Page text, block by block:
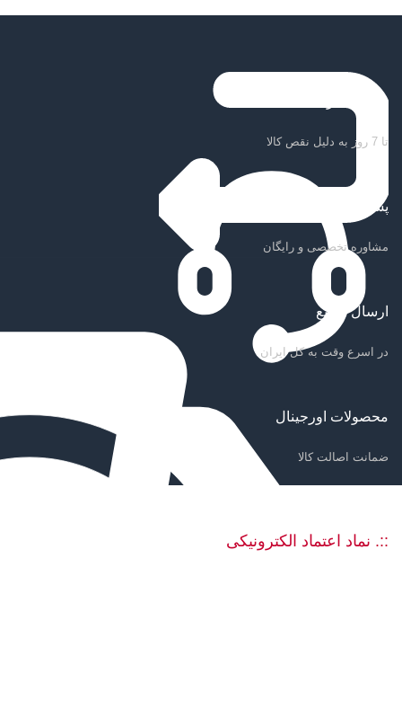
ضمانت بازگشت کالا
تا 7 روز به دلیل نقص کالا
پشتیبانی سریع
مشاوره تخصصی و رایگان
ارسال سریع
در اسرع وقت به کل ایران
محصولات اورجینال
ضمانت اصالت کالا
::. نماد اعتماد الکترونیکی